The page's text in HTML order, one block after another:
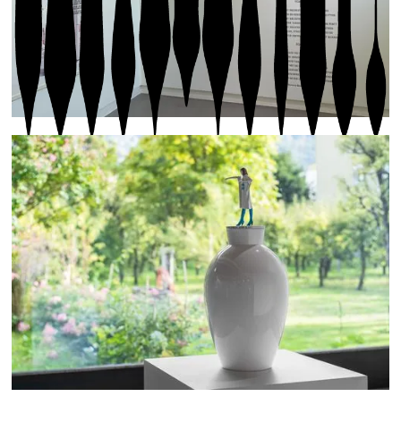
Photo1 : Fondation Louis Moret, © Biennale son |
Photos 2-3 : Roman Signer, Piano, © Biennale son,
Olivier Lovey